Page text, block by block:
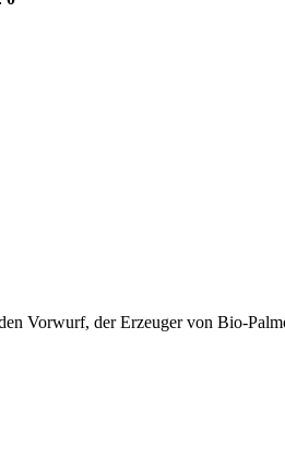
Vorwurf, der Erzeuger von Bio-